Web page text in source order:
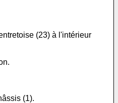
(23) à l'intérieur
(1).